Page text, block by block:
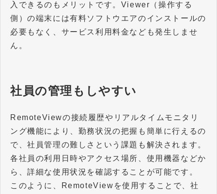
入できるのもメリットです。Viewer（操作する
側）の端末には有料ソフトウエアのインストールの
必要もなく、サービス利用料金なども発生しませ
ん。
社員の管理もしやすい
RemoteViewの接続履歴やリアルタイムモニタリ
ング機能により、勤務状況の把握も簡単に行えるの
で、社員管理の難しさという課題も解決されます。
各社員の利用日時やアクセス場所、使用機器などか
ら、詳細な使用状況を確認することが可能です。
このように、RemoteViewを使用することで、社